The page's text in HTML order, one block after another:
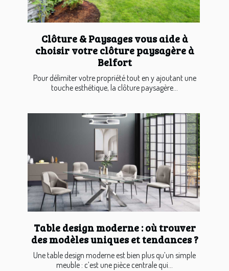
Clôture & Paysages vous aide à
choisir votre clôture paysagère à
Belfort
Pour délimiter votre propriété tout en y ajoutant une
touche esthétique, la clôture paysagère...
Table design moderne : où trouver
des modèles uniques et tendances ?
Une table design moderne est bien plus qu’un simple
meuble : c’est une pièce centrale qui...